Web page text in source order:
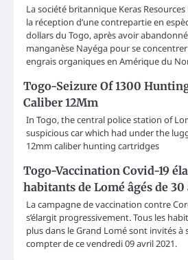
La société britannique Keras
la réception d’une contrepartie en
dollars du Togo, après avoir
manganèse Nayéga pour se
engrais organiques en Amérique du
Togo-Seizure Of 1300
Caliber 12Mm
In Togo, the central police station of
suspicious car which had under the
12mm caliber hunting cartridges
Togo-Vaccination Covid-19
habitants de Lomé âgés de 30
La campagne de vaccination contre
s’élargit progressivement. Tous les
plus dans le Grand Lomé sont invités à
compter de ce vendredi 09 avril 2021.